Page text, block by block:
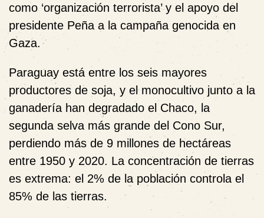
como ‘organización terrorista’ y el apoyo del
presidente Peña a la campaña genocida en
Gaza.
Paraguay está entre los seis mayores
productores de soja, y el monocultivo junto a la
ganadería han degradado el Chaco, la
segunda selva más grande del Cono Sur,
perdiendo más de 9 millones de hectáreas
entre 1950 y 2020. La concentración de tierras
es extrema: el 2% de la población controla el
85% de las tierras.